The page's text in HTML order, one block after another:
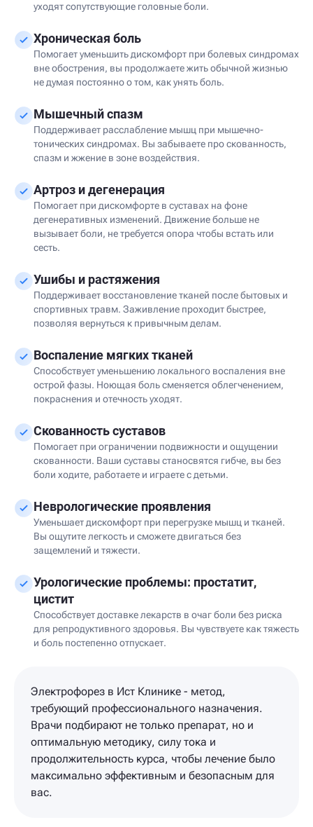
уходят сопутствующие головные боли.
Хроническая боль
Помогает уменьшить дискомфорт при болевых синдромах
вне обострения, вы продолжаете жить обычной жизнью
не думая постоянно о том, как унять боль.
Мышечный спазм
Поддерживает расслабление мышц при мышечно-
тонических синдромах. Вы забываете про скованность,
спазм и жжение в зоне воздействия.
Артроз и дегенерация
Помогает при дискомфорте в суставах на фоне
дегенеративных изменений. Движение больше не
вызывает боли, не требуется опора чтобы встать или
сесть.
Ушибы и растяжения
Поддерживает восстановление тканей после бытовых и
спортивных травм. Заживление проходит быстрее,
позволяя вернуться к привычным делам.
Воспаление мягких тканей
Способствует уменьшению локального воспаления вне
острой фазы. Ноющая боль сменяется облегченением,
покраснения и отечность уходят.
Скованность суставов
Помогает при ограничении подвижности и ощущении
скованности. Ваши суставы станосвятся гибче, вы без
боли ходите, работаете и играете с детьми.
Неврологические проявления
Уменьшает дискомфорт при перегрузке мышц и тканей.
Вы ощутите легкость и сможете двигаться без
защемлений и тяжести.
Урологические проблемы: простатит,
цистит
Способствует доставке лекарств в очаг боли без риска
для репродуктивного здоровья. Вы чувствуете как тяжесть
и боль постепенно отпускает.
Электрофорез в Ист Клинике - метод,
требующий профессионального назначения.
Врачи подбирают не только препарат, но и
оптимальную методику, силу тока и
продолжительность курса, чтобы лечение было
максимально эффективным и безопасным для
вас.